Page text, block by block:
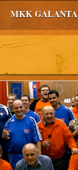
MKK GALANTA